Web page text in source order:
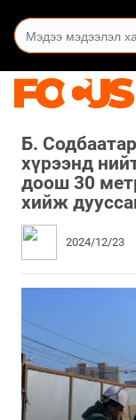
Б.
хүрээнд
доош 30
хийж
2024/12/23